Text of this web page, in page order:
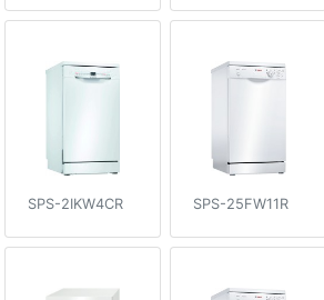
SPS-2IKW4CR SPS-25FW11R